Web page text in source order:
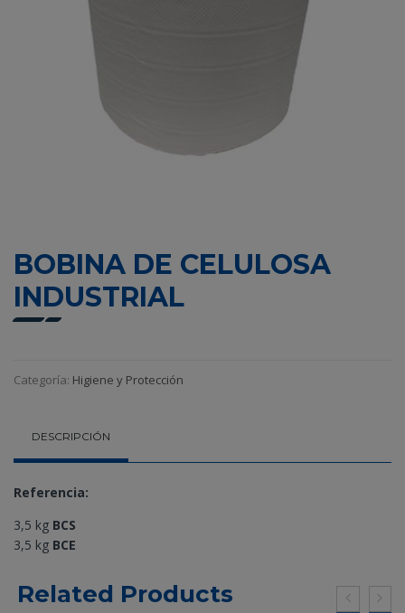
BOBINA DE CELULOSA
INDUSTRIAL
Categoría: Higiene y Protección
DESCRIPCIÓN
Referencia:
3,5 kg BCS
3,5 kg BCE
Related Products